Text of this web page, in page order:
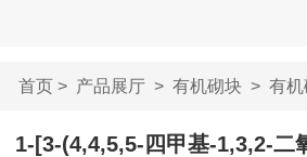
首页> 产品展厅> 有机砌块> 有
四甲基-1,3,2-...
1-[3-(4,4,5,5-四甲基-1,3,2-二